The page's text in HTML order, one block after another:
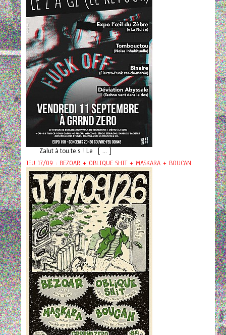
Zalut à tou.te.s ! Le [ ... ]
JEU 17/09 : BEZOAR + OBLIQUE SHIT + MASKARA + BOUCAN